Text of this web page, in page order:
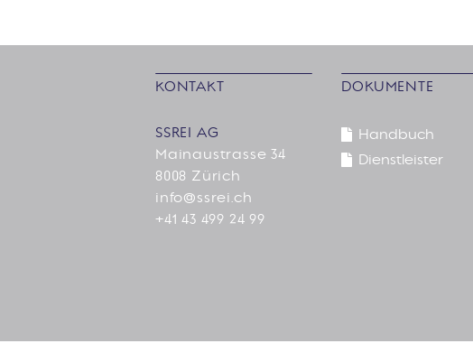
KONTAKT
SSREI AG
Mainaustrasse 34
8008 Zürich
info@ssrei.ch
+41 43 499 24 99
DOKUMENTE
Handbuch
Dienstleister